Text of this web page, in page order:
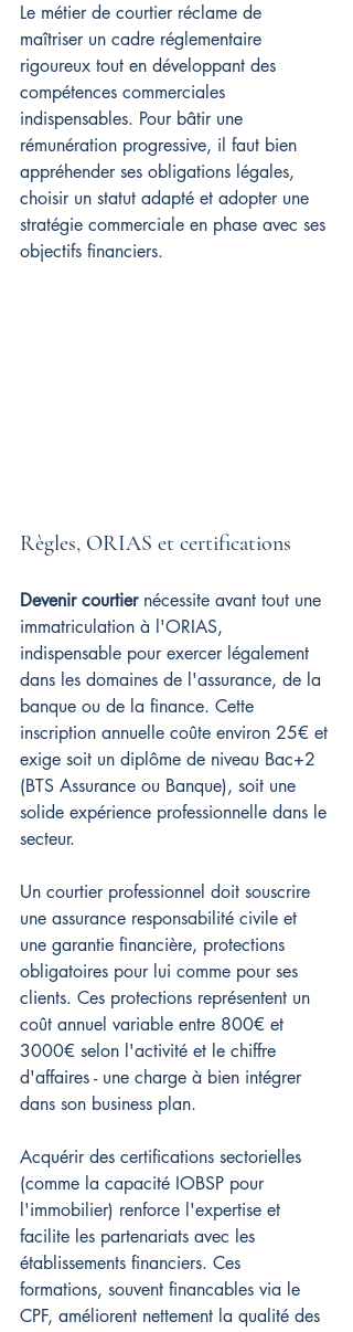
Le métier de courtier réclame de
maîtriser un cadre réglementaire
rigoureux tout en développant des
compétences commerciales
indispensables. Pour bâtir une
rémunération progressive, il faut bien
appréhender ses obligations légales,
choisir un statut adapté et adopter une
stratégie commerciale en phase avec ses
objectifs financiers.
Règles, ORIAS et certifications
Devenir courtier nécessite avant tout une
immatriculation à l'ORIAS,
indispensable pour exercer légalement
dans les domaines de l'assurance, de la
banque ou de la finance. Cette
inscription annuelle coûte environ 25€ et
exige soit un diplôme de niveau Bac+2
(BTS Assurance ou Banque), soit une
solide expérience professionnelle dans le
secteur.
Un courtier professionnel doit souscrire
une assurance responsabilité civile et
une garantie financière, protections
obligatoires pour lui comme pour ses
clients. Ces protections représentent un
coût annuel variable entre 800€ et
3000€ selon l'activité et le chiffre
d'affaires - une charge à bien intégrer
dans son business plan.
Acquérir des certifications sectorielles
(comme la capacité IOBSP pour
l'immobilier) renforce l'expertise et
facilite les partenariats avec les
établissements financiers. Ces
formations, souvent financables via le
CPF, améliorent nettement la qualité des